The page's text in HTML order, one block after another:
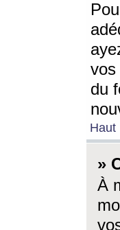
vos
du
Haut
»
À